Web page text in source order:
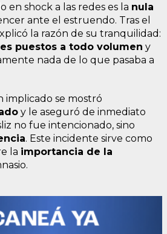
en shock a las redes es la nula
ante el estruendo. Tras el
la razón de su tranquilidad:
puestos a todo volumen y
nada de lo que pasaba a
implicado se mostró
y le aseguró de inmediato
no fue intencionado, sino
. Este incidente sirve como
la importancia de la